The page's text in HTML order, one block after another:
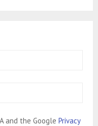
and the Google Privacy